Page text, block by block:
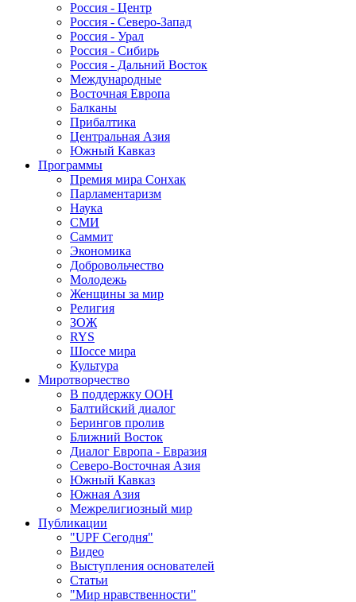
Россия - Центр
Россия - Северо-Запад
Россия - Урал
Россия - Сибирь
Россия - Дальний Восток
Международные
Восточная Европа
Балканы
Прибалтика
Центральная Азия
Южный Кавказ
Программы
Премия мира Сонхак
Парламентаризм
Наука
СМИ
Саммит
Экономика
Добровольчество
Молодежь
Женщины за мир
Религия
ЗОЖ
RYS
Шоссе мира
Культура
Миротворчество
В поддержку ООН
Балтийский диалог
Берингов пролив
Ближний Восток
Диалог Европа - Евразия
Северо-Восточная Азия
Южный Кавказ
Южная Азия
Межрелигиозный мир
Публикации
"UPF Сегодня"
Видео
Выступления основателей
Статьи
"Мир нравственности"